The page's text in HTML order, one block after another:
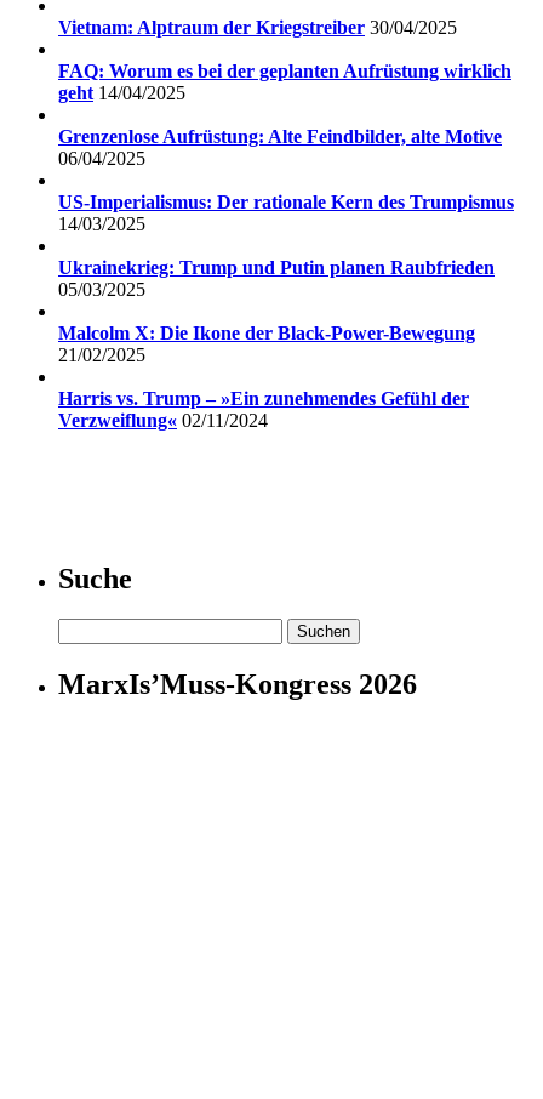
Vietnam: Alptraum der Kriegstreiber 30/04/2025
FAQ: Worum es bei der geplanten Aufrüstung wirklich
geht 14/04/2025
Grenzenlose Aufrüstung: Alte Feindbilder, alte Motive
06/04/2025
US-Imperialismus: Der rationale Kern des Trumpismus
14/03/2025
Ukrainekrieg: Trump und Putin planen Raubfrieden
05/03/2025
Malcolm X: Die Ikone der Black-Power-Bewegung
21/02/2025
Harris vs. Trump – »Ein zunehmendes Gefühl der
Verzweiflung« 02/11/2024
Suche
nach:
MarxIs’Muss-Kongress 2026